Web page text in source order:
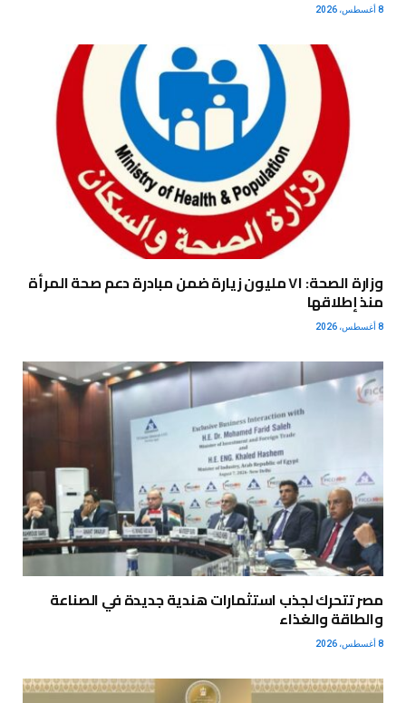
8 أغسطس، 2026
وزارة الصحة: ٧١ مليون زيارة ضمن مبادرة دعم صحة المرأة
منذ إطلاقها
8 أغسطس، 2026
مصر تتحرك لجذب استثمارات هندية جديدة في الصناعة
والطاقة والغذاء
8 أغسطس، 2026